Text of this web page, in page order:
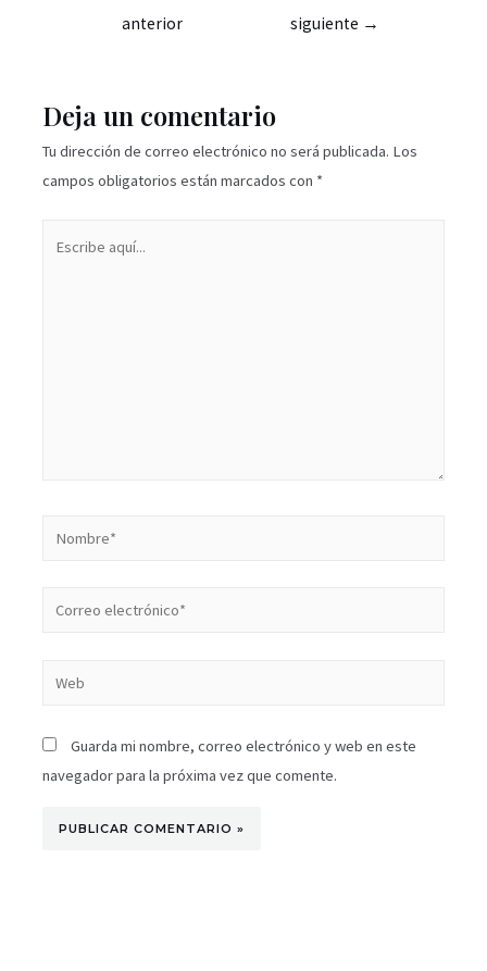
anterior
siguiente →
Deja un comentario
Tu dirección de correo electrónico no será publicada. Los
campos obligatorios están marcados con *
Guarda mi nombre, correo electrónico y web en este
navegador para la próxima vez que comente.